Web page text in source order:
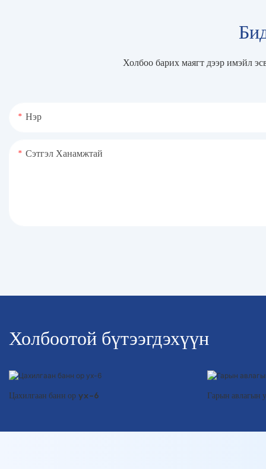
Холбоо барих маягт дээр имэйл
Нэр
Сэтгэл Ханамжтай
Холбоотой бүтээгдэхүүн
Цахилгаан банн ор yx-6 Гарын авлагын